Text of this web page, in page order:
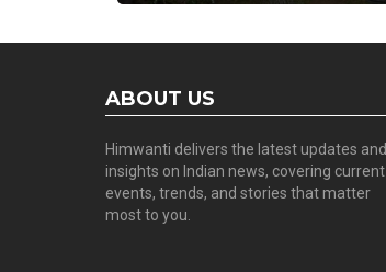
ABOUT US
Himwanti delivers the latest updates and
insights on Indian news, covering current
events, trends, and stories that matter
most to you.